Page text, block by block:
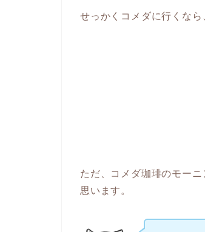
せっかくコメダに行くな
ただ、コメダ珈琲のモー
思います。